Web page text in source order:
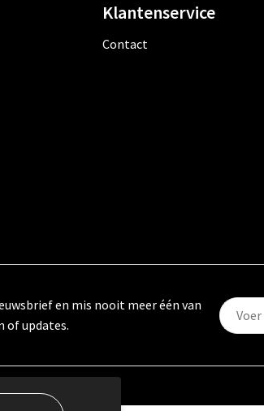
Klantenservice
Contact
en mis nooit meer één van
of updates.